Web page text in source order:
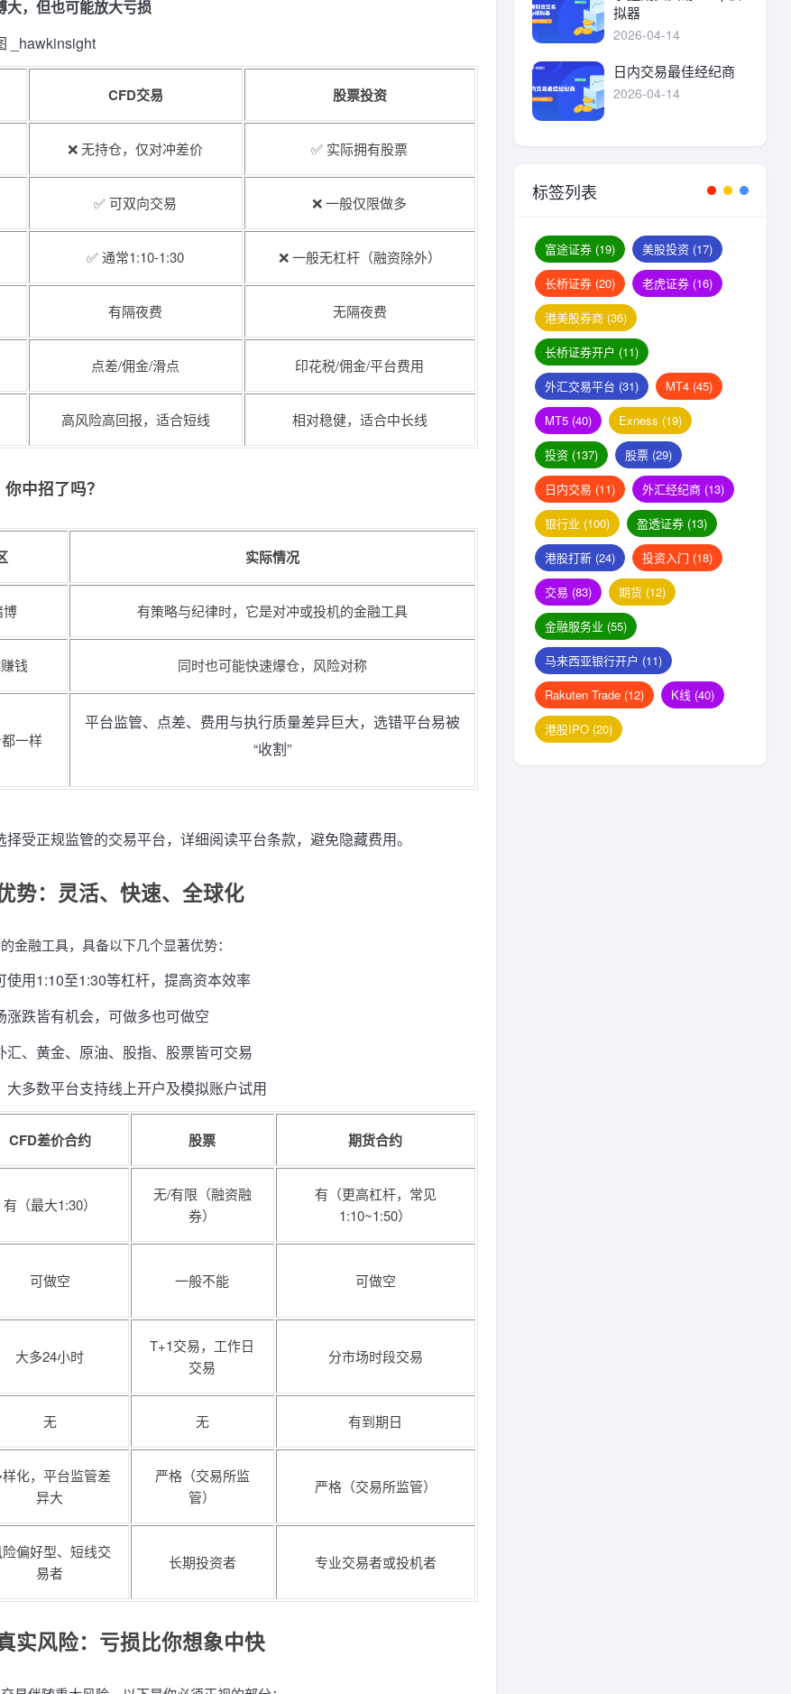
大，但也可能放大亏损
CFD交易 股票投资
❌ 无持仓，仅对冲差价 ✅ 实际拥有股票
✅ 可双向交易 ❌ 一般仅限做多
✅ 通常1:10-1:30 ❌ 一般无杠杆（融资除外）
有隔夜费 无隔夜费
点差/佣金/滑点 印花税/佣金/平台费用
高风险高回报，适合短线 相对稳健，适合中长线
中招了吗？
实际情况
博 有策略与纪律时，它是对冲或投机的金融工具
钱 同时也可能快速爆仓，风险对称
一样
平台监管、点差、费用与执行质量差异巨大，选错平台易被
“收割”
择受正规监管的交易平台，详细阅读平台条款，避免隐藏费用。
势：灵活、快速、全球化
金融工具，具备以下几个显著优势：
使用1:10至1:30等杠杆，提高资本效率
涨跌皆有机会，可做多也可做空
汇、黄金、原油、股指、股票皆可交易
大多数平台支持线上开户及模拟账户试用
CFD差价合约 股票 期货合约
有（最大1:30）
无/有限（融资融
券）
有（更高杠杆，常见
1:10~1:50）
可做空 一般不能 可做空
大多24小时
T+1交易，工作日
交易
分市场时段交易
无 无 有到期日
样化，平台监管差
异大
严格（交易所监
管）
严格（交易所监管）
险偏好型、短线交
易者
长期投资者 专业交易者或投机者
实风险：亏损比你想象中快
拟器
2026-04-14
日内交易最佳经纪商
2026-04-14
标签列表
富途证券 (19) 美股投资 (17)
长桥证券 (20) 老虎证券 (16)
港美股券商 (36)
长桥证券开户 (11)
外汇交易平台 (31) MT4 (45)
MT5 (40) Exness (19)
投资 (137) 股票 (29)
日内交易 (11) 外汇经纪商 (13)
银行业 (100) 盈透证券 (13)
港股打新 (24) 投资入门 (18)
交易 (83) 期货 (12)
金融服务业 (55)
马来西亚银行开户 (11)
Rakuten Trade (12) K线 (40)
港股IPO (20)